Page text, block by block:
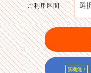
ご利用区間
新機能！